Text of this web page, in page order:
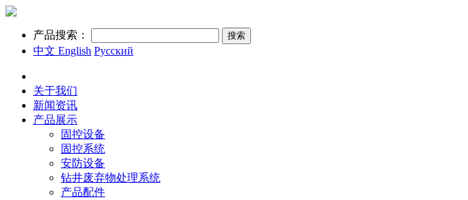
产品搜索：
中文 English Русский
关于我们
新闻资讯
产品展示
固控设备
固控系统
安防设备
钻井废弃物处理系统
产品配件